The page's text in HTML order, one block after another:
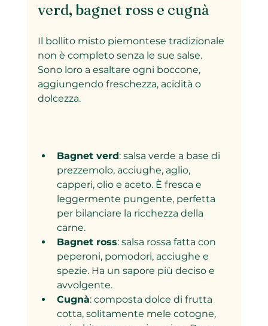
verd, bagnet ross e cugnà
Il bollito misto piemontese tradizionale
non è completo senza le sue salse.
Sono loro a esaltare ogni boccone,
aggiungendo freschezza, acidità o
dolcezza.
Bagnet verd: salsa verde a base di
prezzemolo, acciughe, aglio,
capperi, olio e aceto. È fresca e
leggermente pungente, perfetta
per bilanciare la ricchezza della
carne.
Bagnet ross: salsa rossa fatta con
peperoni, pomodori, acciughe e
spezie. Ha un sapore più deciso e
avvolgente.
Cugnà: composta dolce di frutta
cotta, solitamente mele cotogne,